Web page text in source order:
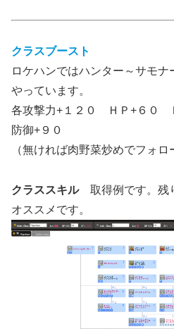
クラスブースト
ロケハンではハンター～サモ
やっています。
各攻撃力+１２０ ＨＰ+６０
防御+９０
（無ければ肉野菜炒めでフォロ
クラススキル取得例です。残
オススメです。